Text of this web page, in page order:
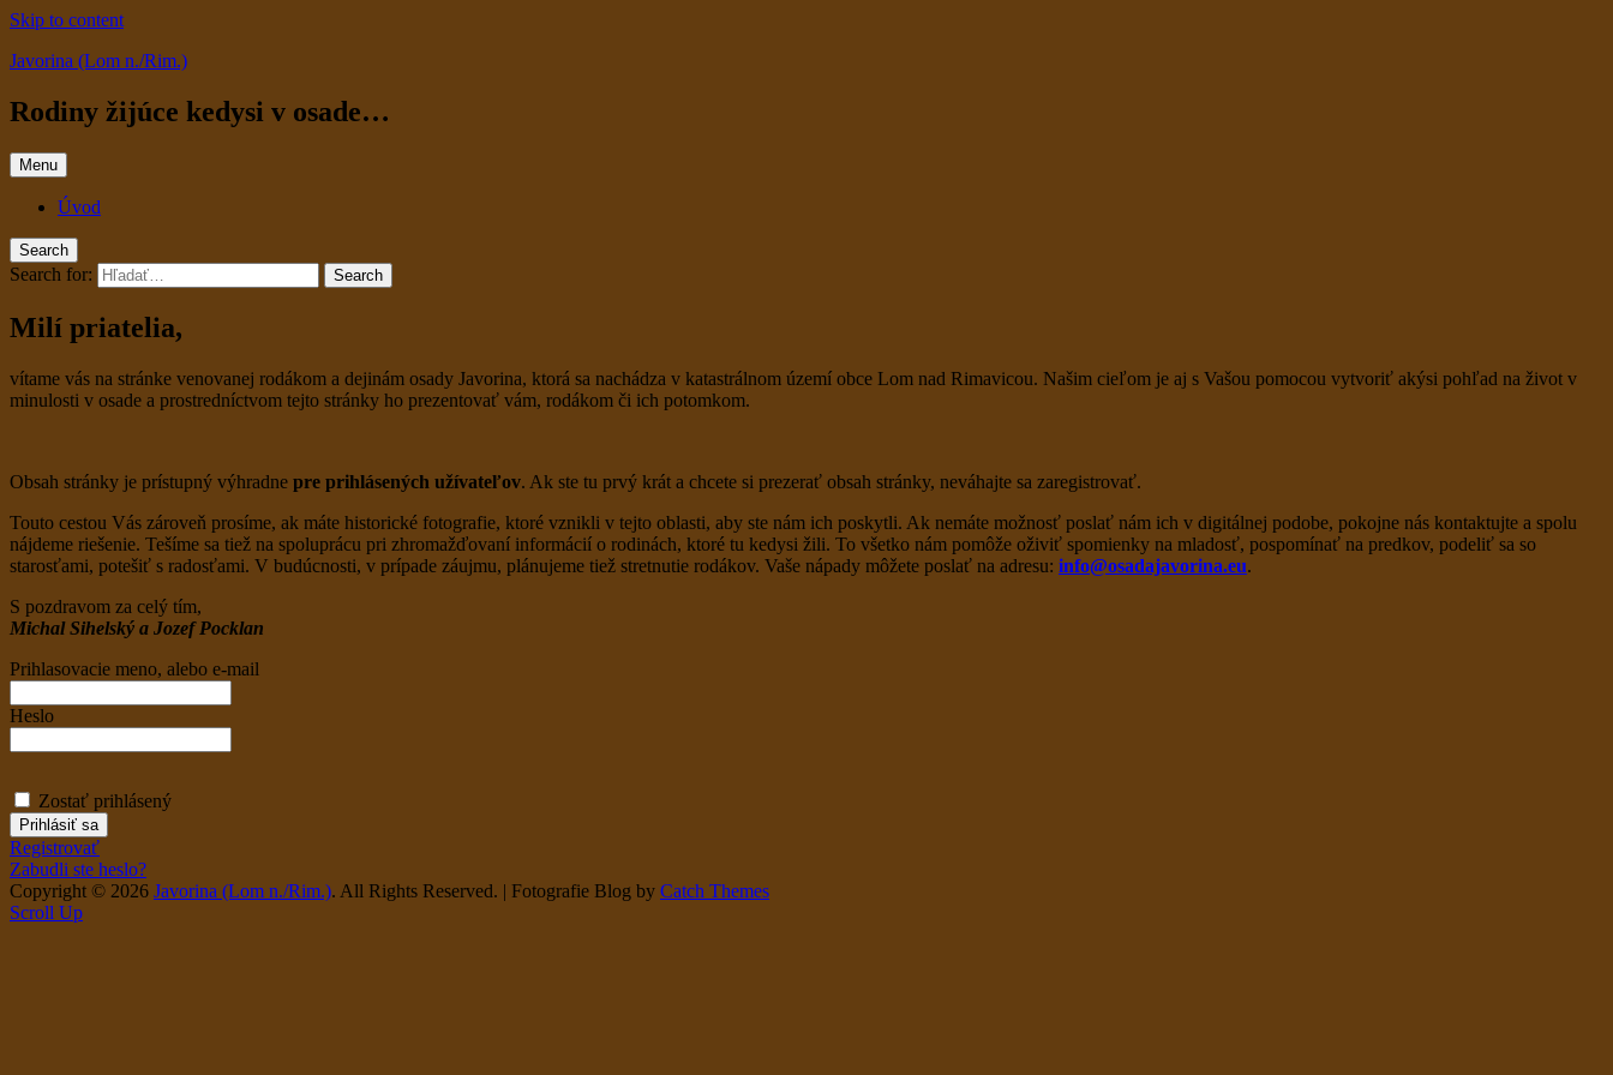
Skip to content
Javorina (Lom n./Rim.)
Rodiny žijúce kedysi v osade…
Menu
Úvod
Search
Search for: Search
Milí priatelia,
vítame vás na stránke venovanej rodákom a dejinám osady Javorina, ktorá sa nachádza v katastrálnom území obce Lom nad Rimavicou. Našim cieľom je aj s Vašou pomocou vytvoriť akýsi pohľad na život v
minulosti v osade a prostredníctvom tejto stránky ho prezentovať vám, rodákom či ich potomkom.
Obsah stránky je prístupný výhradne pre prihlásených užívateľov. Ak ste tu prvý krát a chcete si prezerať obsah stránky, neváhajte sa zaregistrovať.
Touto cestou Vás zároveň prosíme, ak máte historické fotografie, ktoré vznikli v tejto oblasti, aby ste nám ich poskytli. Ak nemáte možnosť poslať nám ich v digitálnej podobe, pokojne nás kontaktujte a spolu
nájdeme riešenie. Tešíme sa tiež na spoluprácu pri zhromažďovaní informácií o rodinách, ktoré tu kedysi žili. To všetko nám pomôže oživiť spomienky na mladosť, pospomínať na predkov, podeliť sa so
starosťami, potešiť s radosťami. V budúcnosti, v prípade záujmu, plánujeme tiež stretnutie rodákov. Vaše nápady môžete poslať na adresu: info@osadajavorina.eu.
S pozdravom za celý tím,
Michal Sihelský a Jozef Pocklan
Prihlasovacie meno, alebo e-mail
Heslo
Zostať prihlásený
Registrovať
Zabudli ste heslo?
Copyright © 2026 Javorina (Lom n./Rim.). All Rights Reserved. | Fotografie Blog by Catch Themes
Scroll Up